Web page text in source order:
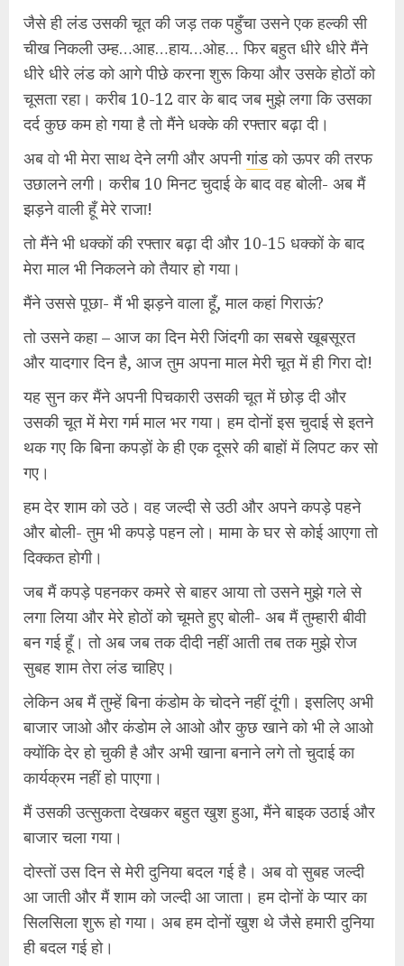
जैसे ही लंड उसकी चूत की जड़ तक पहुँचा उसने एक हल्की सी
चीख निकली उम्ह…आह…हाय…ओह… फिर बहुत धीरे धीरे मैंने
धीरे धीरे लंड को आगे पीछे करना शुरू किया और उसके होठों को
चूसता रहा। करीब 10-12 वार के बाद जब मुझे लगा कि उसका
दर्द कुछ कम हो गया है तो मैंने धक्के की रफ्तार बढ़ा दी।
अब वो भी मेरा साथ देने लगी और अपनीगांडको ऊपर की तरफ
उछालने लगी। करीब 10 मिनट चुदाई के बाद वह बोली- अब मैं
झड़ने वाली हूँ मेरे राजा!
तो मैंने भी धक्कों की रफ्तार बढ़ा दी और 10-15 धक्कों के बाद
मेरा माल भी निकलने को तैयार हो गया।
मैंने उससे पूछा- मैं भी झड़ने वाला हूँ, माल कहां गिराऊं?
तो उसने कहा – आज का दिन मेरी जिंदगी का सबसे खूबसूरत
और यादगार दिन है, आज तुम अपना माल मेरी चूत में ही गिरा दो!
यह सुन कर मैंने अपनी पिचकारी उसकी चूत में छोड़ दी और
उसकी चूत में मेरा गर्म माल भर गया। हम दोनों इस चुदाई से इतने
थक गए कि बिना कपड़ों के ही एक दूसरे की बाहों में लिपट कर सो
गए।
हम देर शाम को उठे। वह जल्दी से उठी और अपने कपड़े पहने
और बोली- तुम भी कपड़े पहन लो। मामा के घर से कोई आएगा तो
दिक्कत होगी।
जब मैं कपड़े पहनकर कमरे से बाहर आया तो उसने मुझे गले से
लगा लिया और मेरे होठों को चूमते हुए बोली- अब मैं तुम्हारी बीवी
बन गई हूँ। तो अब जब तक दीदी नहीं आती तब तक मुझे रोज
सुबह शाम तेरा लंड चाहिए।
लेकिन अब मैं तुम्हें बिना कंडोम के चोदने नहीं दूंगी। इसलिए अभी
बाजार जाओ और कंडोम ले आओ और कुछ खाने को भी ले आओ
क्योंकि देर हो चुकी है और अभी खाना बनाने लगे तो चुदाई का
कार्यक्रम नहीं हो पाएगा।
मैं उसकी उत्सुकता देखकर बहुत खुश हुआ, मैंने बाइक उठाई और
बाजार चला गया।
दोस्तों उस दिन से मेरी दुनिया बदल गई है। अब वो सुबह जल्दी
आ जाती और मैं शाम को जल्दी आ जाता। हम दोनों के प्यार का
सिलसिला शुरू हो गया। अब हम दोनों खुश थे जैसे हमारी दुनिया
ही बदल गई हो।